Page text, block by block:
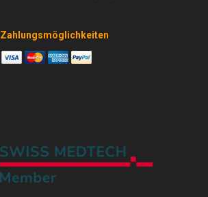
Zahlungsmöglichkeiten